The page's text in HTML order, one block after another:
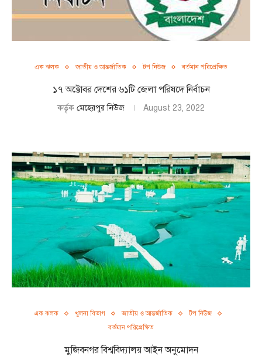
এক ঝলক জাতীয় ও আন্তর্জাতিক টপ নিউজ বর্তমান পরিপ্রেক্ষিত
১৭ অক্টোবর দেশের ৬১টি জেলা পরিষদে নির্বাচন
কর্তৃক মেহেরপুর নিউজ August 23, 2022
এক ঝলক খুলনা বিভাগ জাতীয় ও আন্তর্জাতিক
টপ নিউজ
বর্তমান পরিপ্রেক্ষিত
মুজিবনগর বিশ্ববিদ্যালয় আইন অনুমোদন